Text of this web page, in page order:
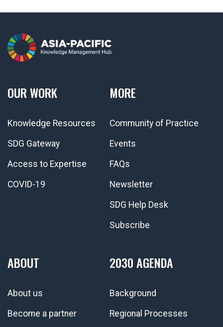
OUR WORK
Knowledge Resources
SDG Gateway
Access to Expertise
COVID-19
MORE
Community of Practice
Events
FAQs
Newsletter
SDG Help Desk
Subscribe
ABOUT
About us
Become a partner
2030 AGENDA
Background
Regional Processes